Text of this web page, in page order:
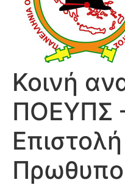
Κοινή
ΠΟΕΥΠΣ